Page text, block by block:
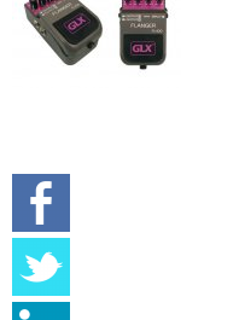
Effecten
Elektrische gitaren
Kledij
Mondharpen
Muzieksoftware/CD